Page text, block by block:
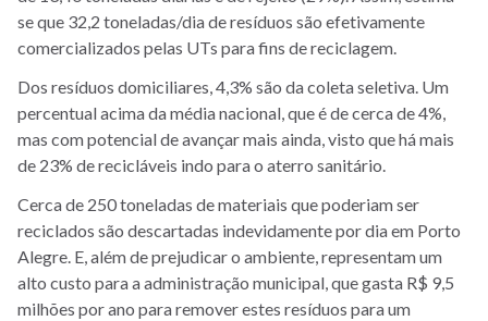
se que 32,2 toneladas/dia de resíduos são efetivamente
comercializados pelas UTs para fins de reciclagem.
Dos resíduos domiciliares, 4,3% são da coleta seletiva. Um
percentual acima da média nacional, que é de cerca de 4%,
mas com potencial de avançar mais ainda, visto que há mais
de 23% de recicláveis indo para o aterro sanitário.
Cerca de 250 toneladas de materiais que poderiam ser
reciclados são descartadas indevidamente por dia em Porto
Alegre. E, além de prejudicar o ambiente, representam um
alto custo para a administração municipal, que gasta R$ 9,5
milhões por ano para remover estes resíduos para um